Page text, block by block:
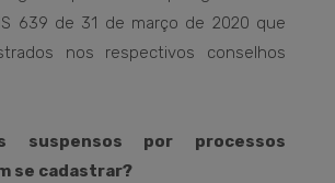
639 de 31 de março de 2020 que
nos respectivos conselhos
suspensos por processos
se cadastrar?